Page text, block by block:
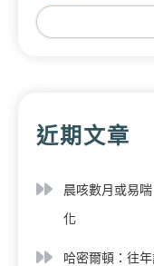
近期文章
晨咳數月或易
化
哈密爾頓：往